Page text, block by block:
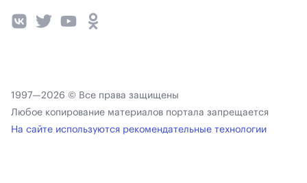
1997—2026 © Все права защищены
Любое копирование материалов портала запрещается
На сайте используются рекомендательные технологии